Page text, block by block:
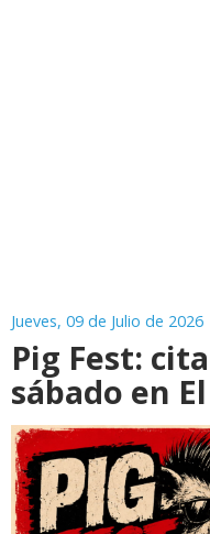
Jueves, 09 de Julio de 2026
Pig Fest:
sábado en